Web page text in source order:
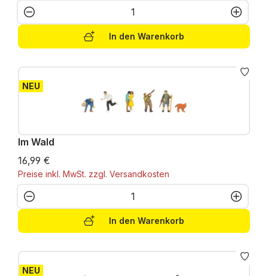
Produkt Anzahl: Gib den
In den Warenkorb
NEU
Im Wald
16,99 €
Preise inkl. MwSt. zzgl. Versandkosten
Produkt Anzahl: Gib den
In den Warenkorb
NEU